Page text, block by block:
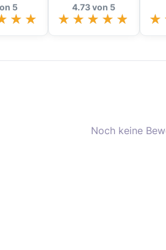
5 4.73 von 5
Noch keine